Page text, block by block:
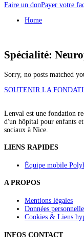
Faire un donPayer votre
Home
Spécialité:
Sorry, no posts matched
SOUTENIR LA
Lenval est une fondation
d'un hôpital pour enfants
sociaux à Nice.
LIENS RAPIDES
Équipe mobile
A PROPOS
Mentions légales
Données
Cookies & Liens
INFOS CONTACT